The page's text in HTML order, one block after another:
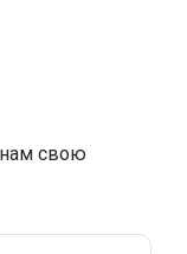
свою